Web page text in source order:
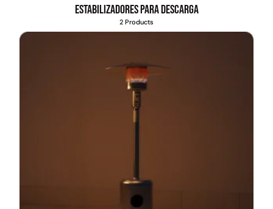
Estabilizadores para descarga
2 Products